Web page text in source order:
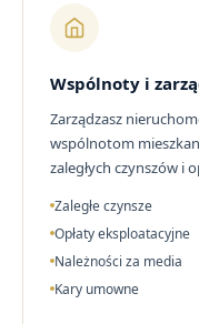
Wspólnoty i
Zarządzasz
wspólnotom
zaległych czynszów i
Zaległe czynsze
Opłaty eksploatacyjne
Należności za media
Kary umowne